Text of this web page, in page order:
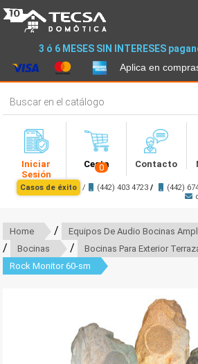
3 ó 6 MESES SIN INTERESES
Aplica en
Iniciar
Sesión
Cesta
0 Contacto
Casos de éxito / (442) 403 4723 / (442)
Home / Equipos De Audio Bocinas
/ Bocinas / Bocinas Para Exterior
Rock Monitor 60-sm